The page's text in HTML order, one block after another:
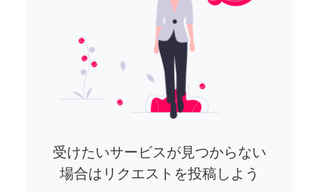
受けたいサービスが見つからない
場合はリクエストを投稿しよう